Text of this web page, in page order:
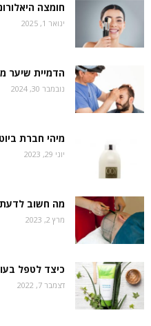
חומצה
ינואר 1, 2025
הדמיית שיער
נובמבר 30, 2024
מיהי חברת
יוני 29, 2023
מה חשוב
מרץ 2, 2023
כיצד לטפל
דצמבר 7, 2022